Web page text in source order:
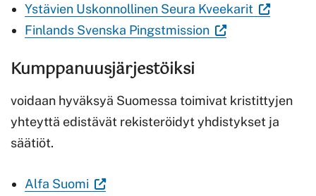
Linkki
avautuu
välilehteen.)
sivustolla.
Linkki
uuteen
välilehteen.)
ulkoisella
sivustolla.
avautuu
uuteen
välilehteen.)
Ystävien Uskonnollinen Seura Kveekarit(Vieraile
avautuu
uuteen
Finlands Svenska Pingstmission(Vieraile
Linkki
avautuu
Kumppanuusjärjestöiksi
voidaan hyväksyä Suomessa toimivat kristittyjen
yhteyttä edistävät rekisteröidyt yhdistykset ja
säätiöt.
Alfa Suomi (Vieraile